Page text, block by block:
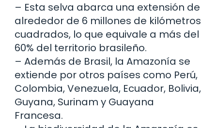
– Esta selva abarca una extensión de
alrededor de 6 millones de kilómetros
cuadrados, lo que equivale a más del
60% del territorio brasileño.
– Además de Brasil, la Amazonía se
extiende por otros países como Perú,
Colombia, Venezuela, Ecuador, Bolivia,
Guyana, Surinam y Guayana
Francesa.